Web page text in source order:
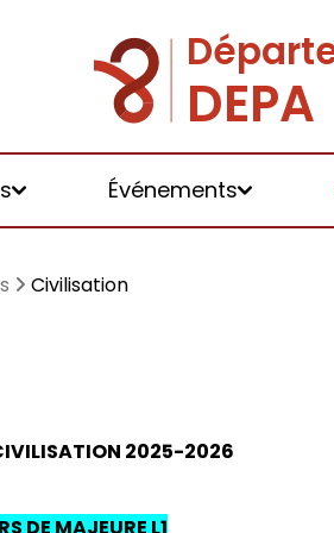
Événements
Civilisation
2025-2026